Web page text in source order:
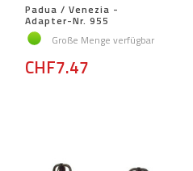
Padua / Venezia -
Adapter-Nr. 955
Große Menge verfügbar
CHF7.47